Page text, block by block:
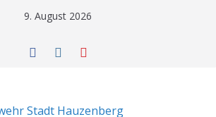
9. August 2026